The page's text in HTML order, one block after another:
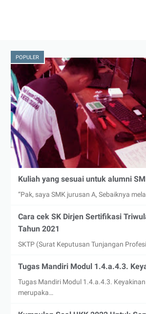
POPULER
Kuliah yang sesuai untuk alumni
“Pak, saya SMK jurusan A, Sebaiknya
Cara cek SK Dirjen Sertifikasi
Tahun 2021
SKTP (Surat Keputusan Tunjangan
Tugas Mandiri Modul 1.4.a.4.3.
Tugas Mandiri Modul 1.4.a.4.3.
merupaka…